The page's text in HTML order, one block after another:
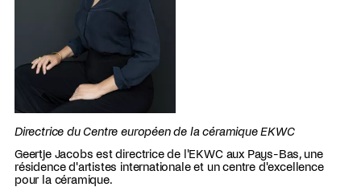
Directrice du Centre européen de la céramique EKWC
Geertje Jacobs est directrice de l'EKWC aux Pays-Bas, une
résidence d'artistes internationale et un centre d'excellence
pour la céramique.